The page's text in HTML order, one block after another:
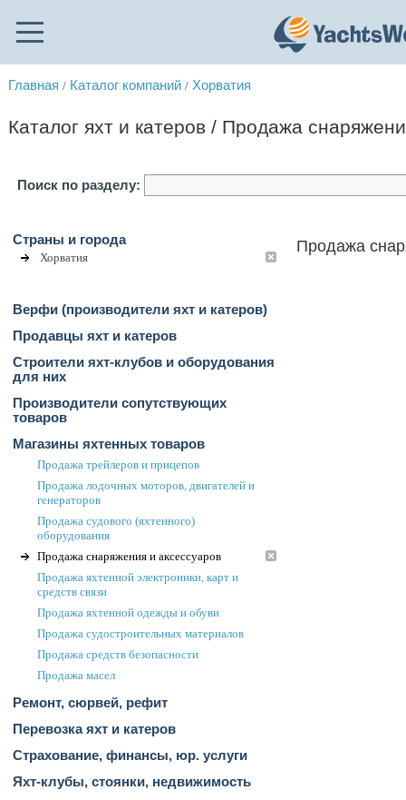
Главная / Каталог компаний / Хорватия
Каталог яхт и катеров / Продажа
Поиск по разделу:
Страны и города
Хорватия
Верфи (производители яхт и катеров)
Продавцы яхт и катеров
Строители яхт-клубов и оборудования
для них
Производители сопутствующих
товаров
Магазины яхтенных товаров
Продажа трейлеров и прицепов
Продажа лодочных моторов, двигателей и
генераторов
Продажа судового (яхтенного)
оборудования
Продажа снаряжения и аксессуаров
Продажа яхтенной электроники, карт и
средств связи
Продажа яхтенной одежды и обуви
Продажа судостроительных материалов
Продажа средств безопасности
Продажа масел
Ремонт, сюрвей, рефит
Перевозка яхт и катеров
Страхование, финансы, юр. услуги
Яхт-клубы, стоянки, недвижимость
Продажа